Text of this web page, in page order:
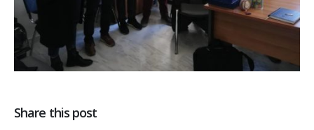
Share this post